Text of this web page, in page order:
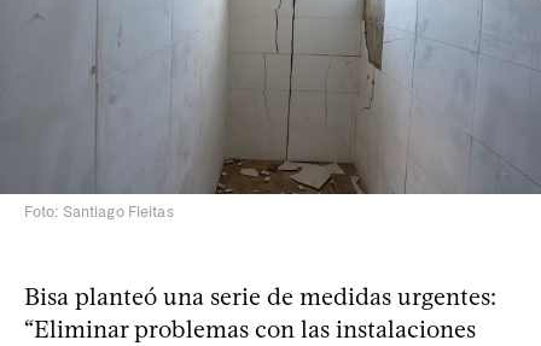
Foto: Santiago Fleitas
Bisa planteó una serie de medidas urgentes:
“Eliminar problemas con las instalaciones